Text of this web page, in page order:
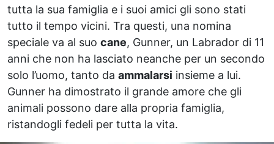
tutta la sua famiglia e i suoi amici gli sono stati
tutto il tempo vicini. Tra questi, una nomina
speciale va al suo cane, Gunner, un Labrador di 11
anni che non ha lasciato neanche per un secondo
solo l’uomo, tanto da ammalarsi insieme a lui.
Gunner ha dimostrato il grande amore che gli
animali possono dare alla propria famiglia,
ristandogli fedeli per tutta la vita.